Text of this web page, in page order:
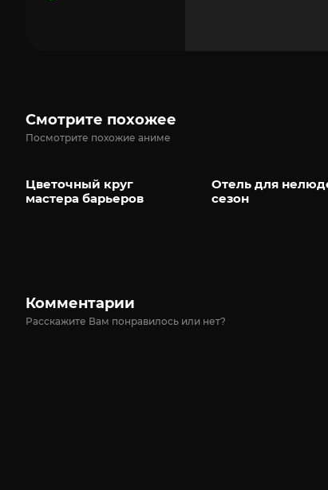
Смотрите похожее
Посмотрите похожие аниме
Цветочный круг
мастера барьеров
Отель для
сезон
Комментарии
Расскажите Вам понравилось или нет?